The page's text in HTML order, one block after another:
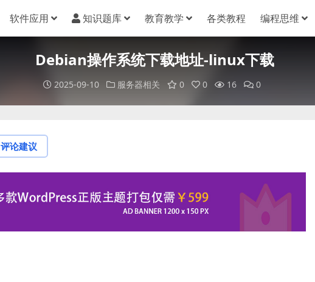
软件应用 知识题库 教育教学 各类教程 编程思维
Debian操作系统下载地址-linux下载
2025-09-10 服务器相关 0 0 16 0
评论建议